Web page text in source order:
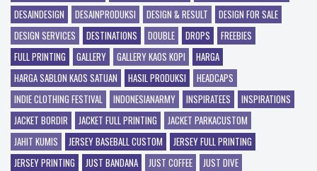
DESAINDESIGN
DESAINPRODUKSI DESIGN & RESULT
DESIGN FOR SALE
DESIGN SERVICES
DESTINATIONS DOUBLE DROPS
FREEBIES
FULL PRINTING
GALLERY GALLERY KAOS KOPI
HARGA
HARGA SABLON KAOS SATUAN
HASIL PRODUKSI
HEADCAPS
INDIE CLOTHING FESTIVAL
INDONESIANARMY INSPIRATEES
INSPIRATIONS
JACKET BORDIR
JACKET FULL PRINTING
JACKET PARKACUSTOM
JAHIT KUMIS
JERSEY BASEBALL CUSTOM
JERSEY FULL PRINTING
JERSEY PRINTING
JUST BANDANA JUST COFFEE
JUST DIVE